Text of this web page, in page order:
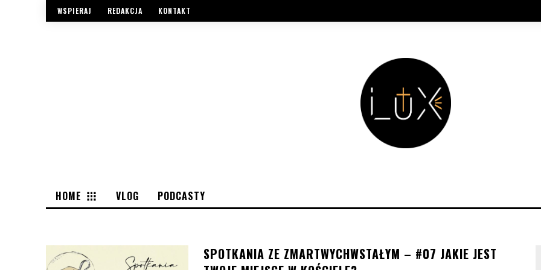
WSPIERAJ REDAKCJA KONTAKT
HOME VLOG PODCASTY
SPOTKANIA ZE ZMARTWYCHWSTAŁYM – #07 JAKIE JEST